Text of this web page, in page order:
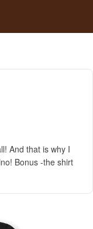
And that is why I
Bonus -the shirt